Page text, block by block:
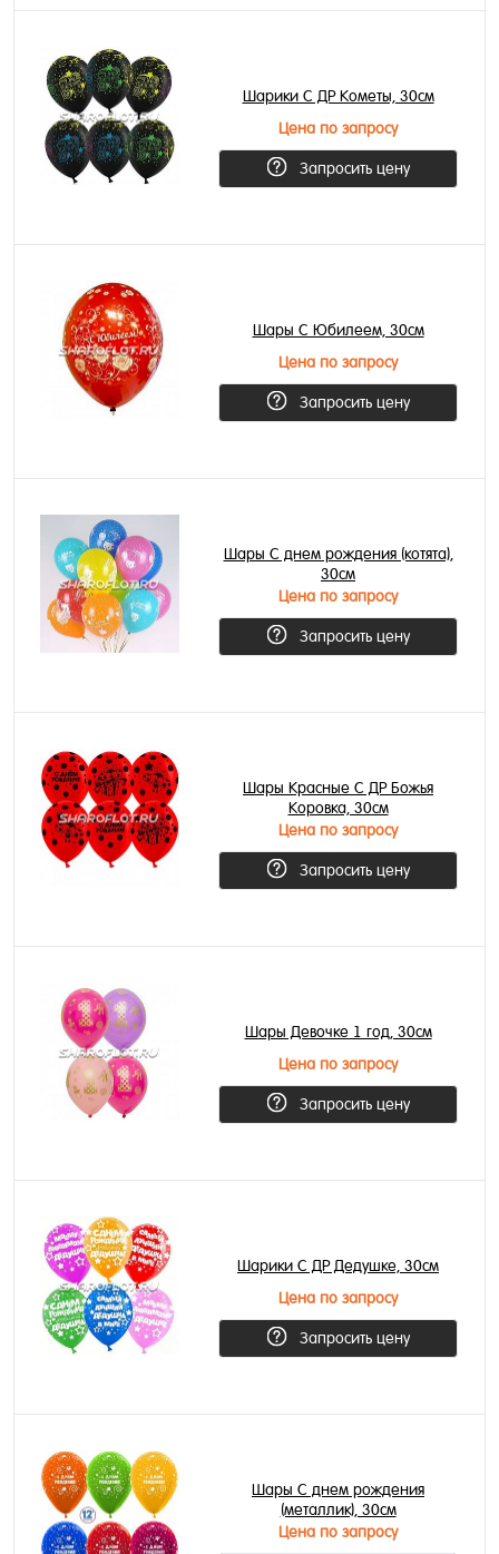
Шарики С ДР Кометы, 30см
Цена по запросу
Запросить цену
Шары С Юбилеем, 30см
Цена по запросу
Запросить цену
Шары С днем рождения (котята),
30см
Цена по запросу
Запросить цену
Шары Красные С ДР Божья
Коровка, 30см
Цена по запросу
Запросить цену
Шары Девочке 1 год, 30см
Цена по запросу
Запросить цену
Шарики С ДР Дедушке, 30см
Цена по запросу
Запросить цену
Шары С днем рождения
(металлик), 30см
Цена по запросу